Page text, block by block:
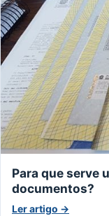
Para que serve
documentos?
Ler artigo →